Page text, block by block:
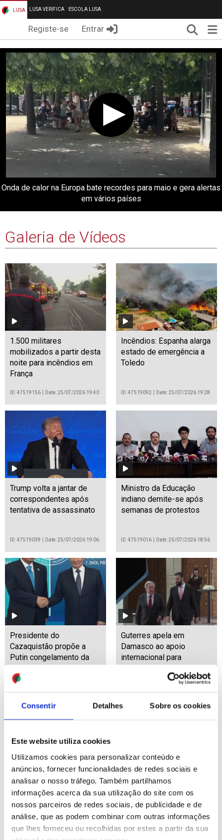
Consentir Detalhes Sobre os cookies
Este website utiliza cookies
Utilizamos cookies para personalizar conteúdo e
anúncios, fornecer funcionalidades de redes sociais e
analisar o nosso tráfego. Também partilhamos
informações acerca da sua utilização do site com os
nossos parceiros de redes sociais, de publicidade e de
análise, que as podem combinar com outras informações
que lhes forneceu ou recolhidas por estes a partir da sua
LUSA LUSA VERIFICA ESCOLA LUSA
Registe-se Entrar
Onda de calor na Europa bate recordes para maio e gera alertas
em vários países
Galeria de Vídeos
1.500 militares
mobilizados a partir desta
noite para incêndios em
França
ID: 47519156 Date: 25/07/2026 19:40
Incêndios: Espanha alarga
estado de emergência a
Toledo
ID: 47519092 Date: 25/07/2026 19:28
Trump volta a jantar de
correspondentes após
tentativa de assassinato
ID: 47519039 Date: 25/07/2026 19:06
Ministro da Educação
indiano demite-se após
semanas de protestos
ID: 47519016 Date: 25/07/2026 18:56
Presidente do
Cazaquistão propõe a
Putin congelamento da
Guterres apela em
Damasco ao apoio
internacional para
Jovens do norte e sul do
país rumam a Santiago
porque caminhar “é uma
metáfora da vida”
(editado)
Irão: Líderes iranianos a
levar negociações "cada
vez mais a sério" - Trump
ID: 47515660 Date: 24/07/2026 21:43